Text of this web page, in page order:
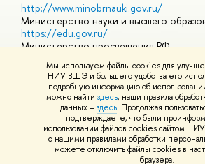
Мы используем файлы cookies для
НИУ ВШЭ и большего удобства его
подробную информацию об
можно найти здесь, наши правила
данных –здесь. Продолжая
подтверждаете, что были
использовании файлов cookies сайтом
с нашими правилами обработки
можете отключить файлы cookies в
браузера.
http://www.minobrnauki.gov.ru/
Министерство науки и высшего
https://edu.gov.ru/
Министерство просвещения РФ
https://elearning.hse.ru/mooc
Массовые открытые онлайн-курсы
© НИУ ВШЭ 1993–2026 Адреса и контакты
использования материалов Политика
Шрифты HSE Sans и HSE Slab разработаны в